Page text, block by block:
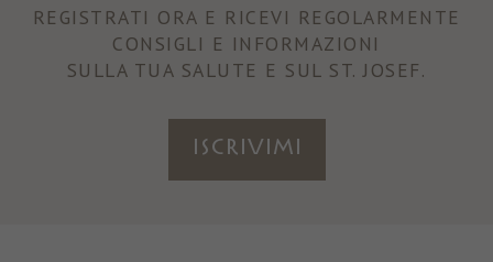
REGISTRATI ORA E RICEVI REGOLARMENTE
CONSIGLI E INFORMAZIONI
SULLA TUA SALUTE E SUL ST. JOSEF.
ISCRIVIMI